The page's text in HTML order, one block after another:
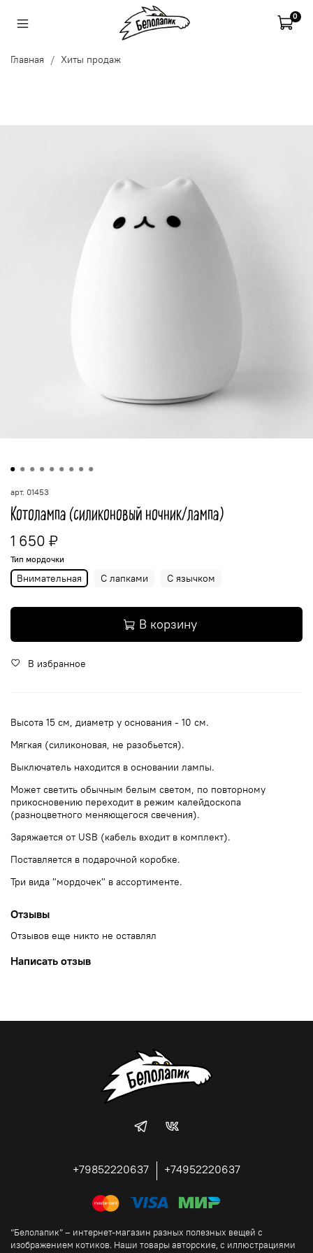
0
Главная Хиты продаж
арт. 01453
Котолампа (силиконовый ночник/лампа)
1 650 ₽
Тип мордочки
Внимательная С лапками С язычком
В корзину
В избранное
Высота 15 см, диаметр у основания - 10 см.
Мягкая (силиконовая, не разобьется).
Выключатель находится в основании лампы.
Может светить обычным белым светом, по повторному
прикосновению переходит в режим калейдоскопа
(разноцветного меняющегося свечения).
Заряжается от USB (кабель входит в комплект).
Поставляется в подарочной коробке.
Три вида "мордочек" в ассортименте.
Отзывы
Отзывов еще никто не оставлял
Написать отзыв
+79852220637 +74952220637
“Белолапик” – интернет-магазин разных полезных вещей с
изображением котиков. Наши товары авторские, с иллюстрациями